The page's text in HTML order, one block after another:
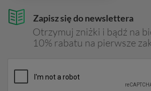
Zapisz się do newslettera
Otrzymuj zniżki i bądź na
10% rabatu na pierwsze